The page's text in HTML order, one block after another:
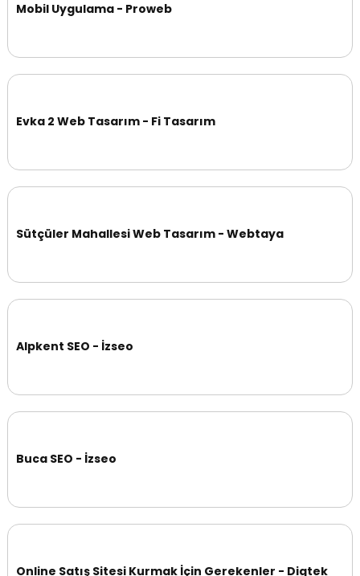
Mobil Uygulama - Proweb
Evka 2 Web Tasarım - Fi Tasarım
Sütçüler Mahallesi Web Tasarım - Webtaya
Alpkent SEO - İzseo
Buca SEO - İzseo
Online Satış Sitesi Kurmak İçin Gerekenler - Digtek